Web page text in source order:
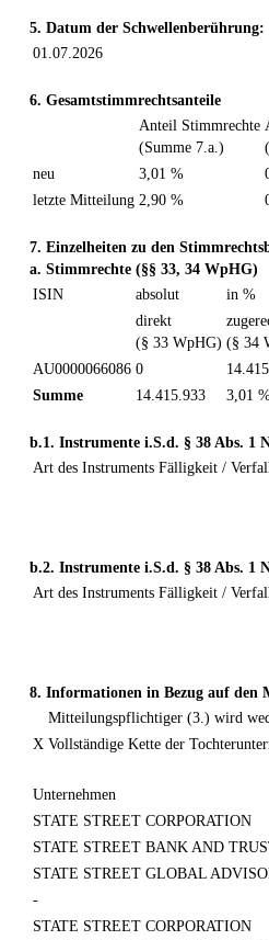
5. Datum der Schwellenberührung:
01.07.2026
6. Gesamtstimmrechtsanteile
Anteil Stimmrechte
(Summe 7.a.)
neu 3,01 %
letzte Mitteilung 2,90 %
7. Einzelheiten zu den
a. Stimmrechte (§§ 33, 34 WpHG)
ISIN
absolut
in %
direkt
(§ 33 WpHG) (§ 34
AU0000066086 0
Summe
14.415.933 3,01
b.1. Instrumente i.S.d. § 38 Abs. 1
Art des Instruments Fälligkeit / Verfall
b.2. Instrumente i.S.d. § 38 Abs. 1
Art des Instruments Fälligkeit / Verfall
8. Informationen in Bezug auf den
Mitteilungspflichtiger (3.) wird
X Vollständige Kette der
Unternehmen
STATE STREET CORPORATION
STATE STREET BANK AND
STATE STREET GLOBAL
-
STATE STREET CORPORATION